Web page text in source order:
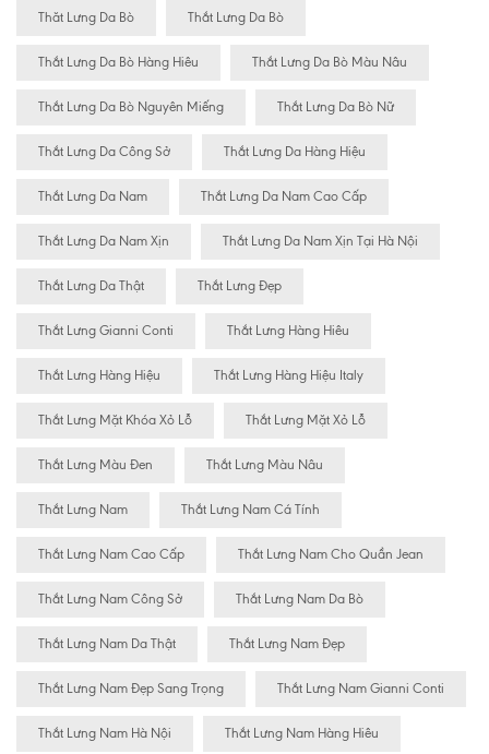
Thăt Lưng Da Bò Thắt Lưng Da Bò
Thắt Lưng Da Bò Hàng Hiêu Thắt Lưng Da Bò Màu Nâu
Thắt Lưng Da Bò Nguyên Miếng Thắt Lưng Da Bò Nữ
Thắt Lưng Da Công Sở Thắt Lưng Da Hàng Hiệu
Thắt Lưng Da Nam Thắt Lưng Da Nam Cao Cấp
Thắt Lưng Da Nam Xịn Thắt Lưng Da Nam Xịn Tại Hà Nội
Thắt Lưng Da Thật Thắt Lưng Đẹp
Thắt Lưng Gianni Conti Thắt Lưng Hàng Hiêu
Thắt Lưng Hàng Hiệu Thắt Lưng Hàng Hiệu Italy
Thắt Lưng Mặt Khóa Xỏ Lỗ Thắt Lưng Mặt Xỏ Lỗ
Thắt Lưng Màu Đen Thắt Lưng Màu Nâu
Thắt Lưng Nam Thắt Lưng Nam Cá Tính
Thắt Lưng Nam Cao Cấp Thắt Lưng Nam Cho Quần Jean
Thắt Lưng Nam Công Sở Thắt Lưng Nam Da Bò
Thắt Lưng Nam Da Thật Thắt Lưng Nam Đẹp
Thắt Lưng Nam Đẹp Sang Trọng Thắt Lưng Nam Gianni Conti
Thắt Lưng Nam Hà Nội Thắt Lưng Nam Hàng Hiêu